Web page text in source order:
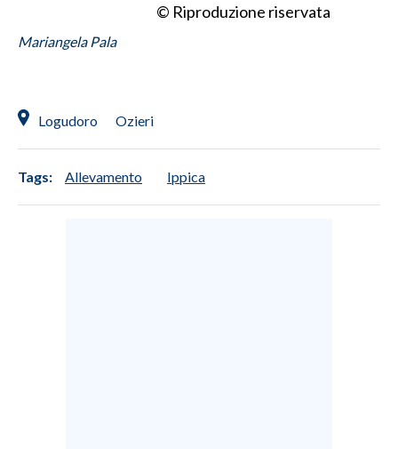
© Riproduzione riservata
Mariangela Pala
Logudoro Ozieri
Tags: Allevamento Ippica